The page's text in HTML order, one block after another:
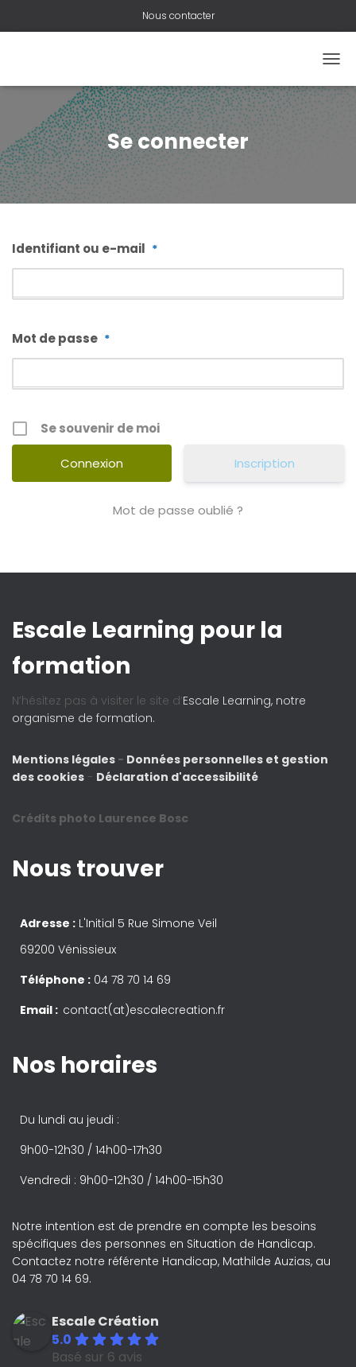
Nous contacter
Se connecter
Identifiant ou e-mail *
Mot de passe *
Se souvenir de moi
Inscription
Mot de passe oublié ?
Escale Learning pour la
formation
N’hésitez pas à visiter le site d’Escale Learning, notre
organisme de formation.
Mentions légales - Données personnelles et gestion
des cookies - Déclaration d'accessibilité
Crédits photo Laurence Bosc
Nous trouver
Adresse : L'Initial 5 Rue Simone Veil
69200 Vénissieux
Téléphone : 04 78 70 14 69
Email : contact(at)escalecreation.fr
Nos horaires
Du lundi au jeudi :
9h00-12h30 / 14h00-17h30
Vendredi : 9h00-12h30 / 14h00-15h30
Notre intention est de prendre en compte les besoins
spécifiques des personnes en Situation de Handicap.
Contactez notre référente Handicap, Mathilde Auzias, au
04 78 70 14 69.
Escale Création
5.0
Basé sur 6 avis